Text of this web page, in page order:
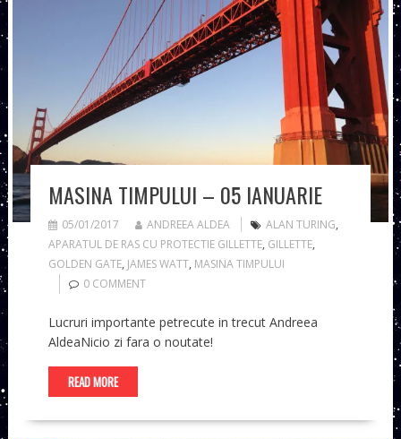
MASINA TIMPULUI – 05 IANUARIE
05/01/2017 ANDREEA ALDEA ALAN TURING,
APARATUL DE RAS CU PROTECTIE GILLETTE, GILLETTE,
GOLDEN GATE, JAMES WATT, MASINA TIMPULUI
0 COMMENT
Lucruri importante petrecute in trecut Andreea
AldeaNicio zi fara o noutate!
READ MORE